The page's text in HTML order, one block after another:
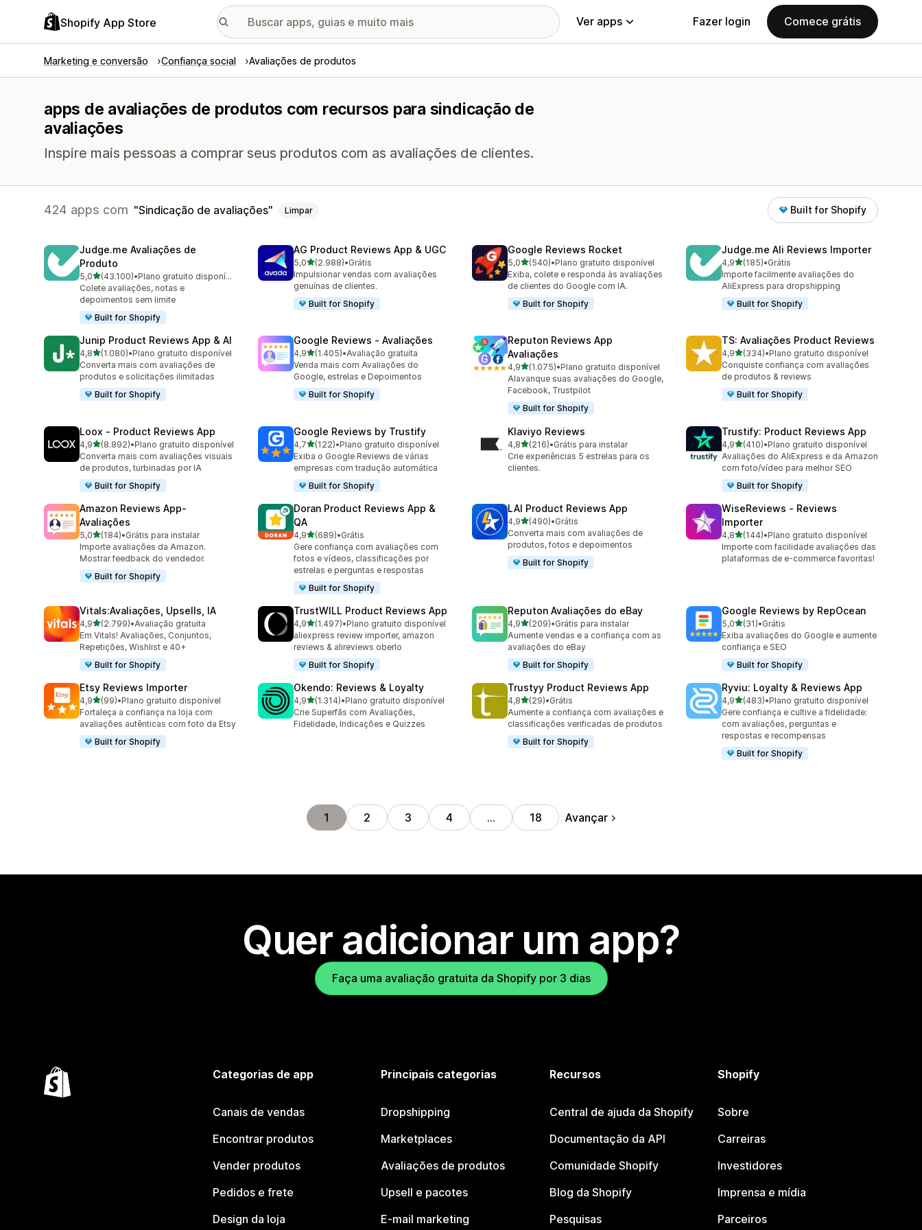
Shopify App Store Ver apps Fazer login Comece grátis
Marketing e conversão Confiança social Avaliações de produtos
apps de avaliações de produtos com recursos para sindicação de
avaliações
Inspire mais pessoas a comprar seus produtos com as avaliações de clientes.
424 apps com Sindicação de avaliações Limpar Built for Shopify
Judge.me Avaliações de
Produto
5,0de 5 estrelas
(43.100)
43100 avaliações ao todo
•
Plano gratuito disponível
Colete avaliações, notas e
depoimentos sem limite
Built for Shopify
AG Product Reviews App & UGC
5,0de 5 estrelas
(2.988)
2988 avaliações ao todo
•Grátis
Impulsionar vendas com avaliações
genuínas de clientes.
Built for Shopify
Google Reviews Rocket
5,0de 5 estrelas
(540)
540 avaliações ao todo
•Plano gratuito disponível
Exiba, colete e responda às avaliações
de clientes do Google com IA.
Built for Shopify
Judge.me Ali Reviews Importer
4,9de 5 estrelas
(185)
185 avaliações ao todo
•Grátis
Importe facilmente avaliações do
AliExpress para dropshipping
Built for Shopify
Junip Product Reviews App & AI
4,8de 5 estrelas
(1.080)
1080 avaliações ao todo
•Plano gratuito disponível
Converta mais com avaliações de
produtos e solicitações ilimitadas
Built for Shopify
Google Reviews ‑ Avaliações
4,9de 5 estrelas
(1.405)
1405 avaliações ao todo
•Avaliação gratuita
Venda mais com Avaliações do
Google, estrelas e Depoimentos
Built for Shopify
Reputon Reviews App
Avaliações
4,9de 5 estrelas
(1.075)
1075 avaliações ao todo
•Plano gratuito disponível
Alavanque suas avaliações do Google,
Facebook, Trustpilot
Built for Shopify
TS: Avaliações Product Reviews
4,9de 5 estrelas
(334)
334 avaliações ao todo
•Plano gratuito disponível
Conquiste confiança com avaliações
de produtos & reviews
Built for Shopify
Loox ‑ Product Reviews App
4,9de 5 estrelas
(8.892)
8892 avaliações ao todo
•Plano gratuito disponível
Converta mais com avaliações visuais
de produtos, turbinadas por IA
Built for Shopify
Google Reviews by Trustify
4,7de 5 estrelas
(122)
122 avaliações ao todo
•Plano gratuito disponível
Exiba o Google Reviews de várias
empresas com tradução automática
Built for Shopify
Klaviyo Reviews
4,8de 5 estrelas
(216)
216 avaliações ao todo
•Grátis para instalar
Crie experiências 5 estrelas para os
clientes.
Trustify: Product Reviews App
4,9de 5 estrelas
(410)
410 avaliações ao todo
•Plano gratuito disponível
Avaliações do AliExpress e da Amazon
com foto/vídeo para melhor SEO
Built for Shopify
Amazon Reviews App‑
Avaliações
5,0de 5 estrelas
(184)
184 avaliações ao todo
•Grátis para instalar
Importe avaliações da Amazon.
Mostrar feedback do vendedor.
Built for Shopify
Doran Product Reviews App &
QA
4,9de 5 estrelas
(689)
689 avaliações ao todo
•Grátis
Gere confiança com avaliações com
fotos e vídeos, classificações por
estrelas e perguntas e respostas
Built for Shopify
LAI Product Reviews App
4,9de 5 estrelas
(490)
490 avaliações ao todo
•Grátis
Converta mais com avaliações de
produtos, fotos e depoimentos
Built for Shopify
WiseReviews ‑ Reviews
Importer
4,8de 5 estrelas
(144)
144 avaliações ao todo
•Plano gratuito disponível
Importe com facilidade avaliações das
plataformas de e-commerce favoritas!
Vitals:Avaliações, Upsells, IA
4,9de 5 estrelas
(2.799)
2799 avaliações ao todo
•Avaliação gratuita
Em Vitals! Avaliações, Conjuntos,
Repetições, Wishlist e 40+
Built for Shopify
TrustWILL Product Reviews App
4,9de 5 estrelas
(1.497)
1497 avaliações ao todo
•Plano gratuito disponível
aliexpress review importer, amazon
reviews & alireviews oberlo
Built for Shopify
Reputon Avaliações do eBay
4,9de 5 estrelas
(209)
209 avaliações ao todo
•Grátis para instalar
Aumente vendas e a confiança com as
avaliações do eBay
Built for Shopify
Google Reviews by RepOcean
5,0de 5 estrelas
(31)
31 avaliações ao todo
•Grátis
Exiba avaliações do Google e aumente
confiança e SEO
Built for Shopify
Etsy Reviews Importer
4,9de 5 estrelas
(99)
99 avaliações ao todo
•Plano gratuito disponível
Fortaleça a confiança na loja com
avaliações autênticas com foto da Etsy
Built for Shopify
Okendo: Reviews & Loyalty
4,9de 5 estrelas
(1.314)
1314 avaliações ao todo
•Plano gratuito disponível
Crie Superfãs com Avaliações,
Fidelidade, Indicações e Quizzes
Trustyy Product Reviews App
4,8de 5 estrelas
(29)
29 avaliações ao todo
•Grátis
Aumente a confiança com avaliações e
classificações verificadas de produtos
Built for Shopify
Ryviu: Loyalty & Reviews App
4,9de 5 estrelas
(483)
483 avaliações ao todo
•Plano gratuito disponível
Gere confiança e cultive a fidelidade:
com avaliações, perguntas e
respostas e recompensas
Built for Shopify
1 2 3 4 … 18 Avançar
Quer adicionar um app?
Faça uma avaliação gratuita da Shopify por 3 dias
Categorias de app
Canais de vendas
Encontrar produtos
Vender produtos
Pedidos e frete
Design da loja
Principais categorias
Dropshipping
Marketplaces
Avaliações de produtos
Upsell e pacotes
E-mail marketing
Recursos
Central de ajuda da Shopify
Documentação da API
Comunidade Shopify
Blog da Shopify
Pesquisas
Shopify
Sobre
Carreiras
Investidores
Imprensa e mídia
Parceiros